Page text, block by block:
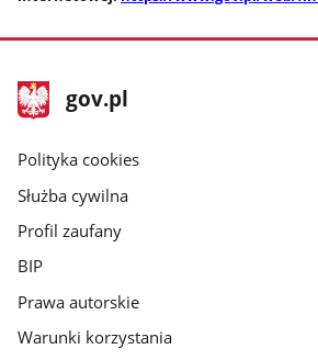
stopka
gov.pl
Strona
gov.pl
gov.pl
Polityka cookies
Służba cywilna
Profil zaufany
BIP
Prawa autorskie
Warunki korzystania